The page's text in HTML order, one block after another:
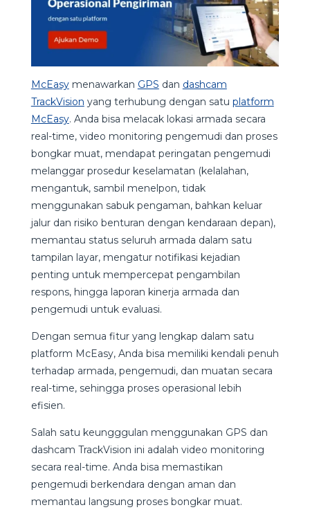
McEasymenawarkan GPS dan dashcam
TrackVision yang terhubung dengan satu platform
McEasy. Anda bisa melacak lokasi armada secara
real-time, video monitoring pengemudi dan proses
bongkar muat, mendapat peringatan pengemudi
melanggar prosedur keselamatan (kelalahan,
mengantuk, sambil menelpon, tidak
menggunakan sabuk pengaman, bahkan keluar
jalur dan risiko benturan dengan kendaraan depan),
memantau status seluruh armada dalam satu
tampilan layar, mengatur notifikasi kejadian
penting untuk mempercepat pengambilan
respons, hingga laporan kinerja armada dan
pengemudi untuk evaluasi.
Dengan semua fitur yang lengkap dalam satu
platform McEasy, Anda bisa memiliki kendali penuh
terhadap armada, pengemudi, dan muatan secara
real-time, sehingga proses operasional lebih
efisien.
Salah satu keungggulan menggunakan GPS dan
dashcam TrackVision ini adalah video monitoring
secara real-time. Anda bisa memastikan
pengemudi berkendara dengan aman dan
memantau langsung proses bongkar muat.